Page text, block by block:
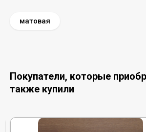
матовая
Покупатели, которые
также купили